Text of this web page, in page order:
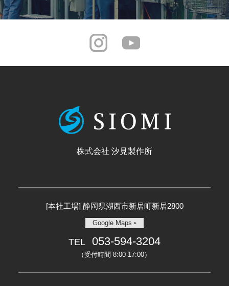
株式会社 汐見製作所
[本社工場] 静岡県湖西市新居町新居2800
Google Maps
TEL 053-594-3204
（受付時間 8:00-17:00）